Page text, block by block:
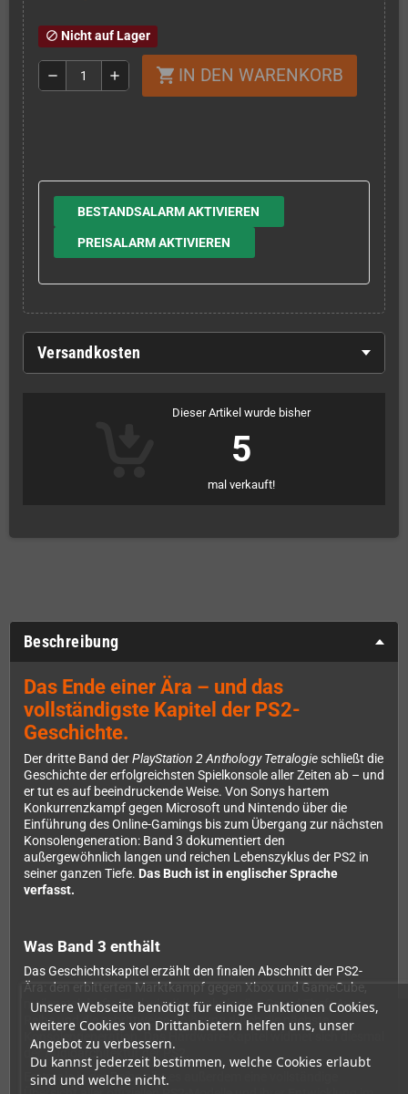
Unsere Webseite benötigt für einige Funktionen Cookies,
weitere Cookies von Drittanbietern helfen uns, unser
Angebot zu verbessern.
Du kannst jederzeit bestimmen, welche Cookies erlaubt
sind und welche nicht.
block Nicht auf Lager
remove add shopping_cart IN DEN WARENKORB
BESTANDSALARM AKTIVIEREN
PREISALARM AKTIVIEREN
Versandkosten
Dieser Artikel wurde bisher
5
mal verkauft!
Beschreibung
Das Ende einer Ära – und das
vollständigste Kapitel der PS2-
Geschichte.
Der dritte Band derPlayStation 2 Anthology Tetralogieschließt die
Geschichte der erfolgreichsten Spielkonsole aller Zeiten ab – und
er tut es auf beeindruckende Weise. Von Sonys hartem
Konkurrenzkampf gegen Microsoft und Nintendo über die
Einführung des Online-Gamings bis zum Übergang zur nächsten
Konsolengeneration: Band 3 dokumentiert den
außergewöhnlich langen und reichen Lebenszyklus der PS2 in
seiner ganzen Tiefe. Das Buch ist in englischer Sprache
verfasst.
Was Band 3 enthält
Das Geschichtskapitel erzählt den finalen Abschnitt der PS2-
Ära: den erbitterten Marktkampf gegen Xbox und GameCube,
meilensteinhafte Titel wie die revolutionäre Grand Theft Auto-
Reihe und die schrittweise Ablösung durch die nächste
Konsolengeneration. Das Hardware-Kapitel widmet sich diesmal
der Audioarchitektur der PS2.
Erstmals in der Reihe gibt es außerdem eine vollständige